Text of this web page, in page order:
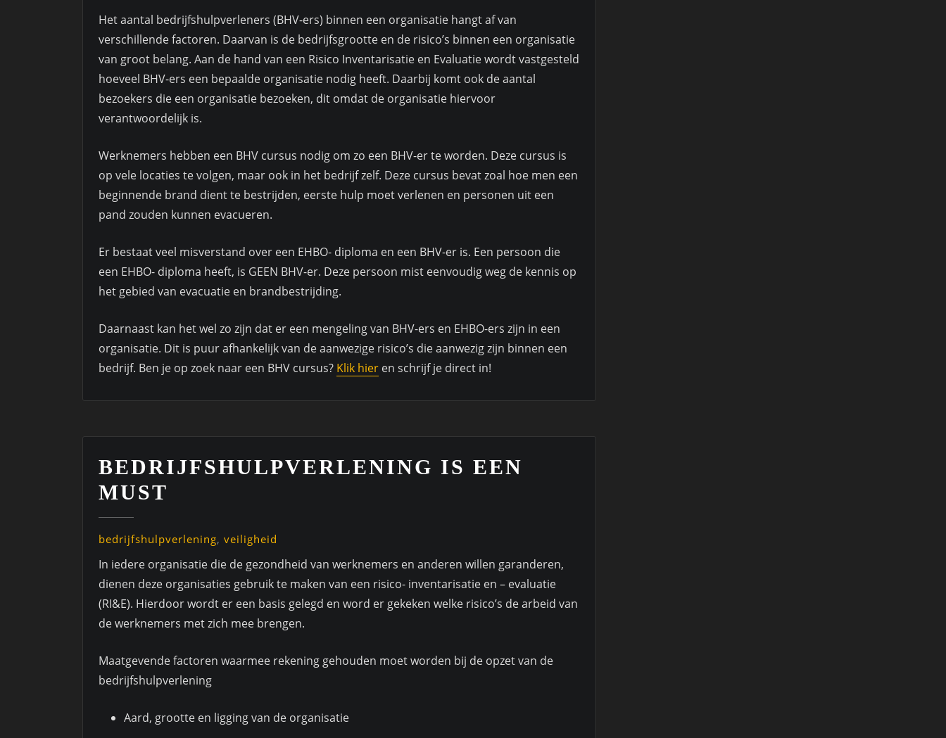
Het aantal bedrijfshulpverleners (BHV-ers) binnen een organisatie hangt af van
verschillende factoren. Daarvan is de bedrijfsgrootte en de risico’s binnen een organisatie
van groot belang. Aan de hand van een Risico Inventarisatie en Evaluatie wordt vastgesteld
hoeveel BHV-ers een bepaalde organisatie nodig heeft. Daarbij komt ook de aantal
bezoekers die een organisatie bezoeken, dit omdat de organisatie hiervoor
verantwoordelijk is.
Werknemers hebben een BHV cursus nodig om zo een BHV-er te worden. Deze cursus is
op vele locaties te volgen, maar ook in het bedrijf zelf. Deze cursus bevat zoal hoe men een
beginnende brand dient te bestrijden, eerste hulp moet verlenen en personen uit een
pand zouden kunnen evacueren.
Er bestaat veel misverstand over een EHBO- diploma en een BHV-er is. Een persoon die
een EHBO- diploma heeft, is GEEN BHV-er. Deze persoon mist eenvoudig weg de kennis op
het gebied van evacuatie en brandbestrijding.
Daarnaast kan het wel zo zijn dat er een mengeling van BHV-ers en EHBO-ers zijn in een
organisatie. Dit is puur afhankelijk van de aanwezige risico’s die aanwezig zijn binnen een
bedrijf. Ben je op zoek naar een BHV cursus? Klik hier en schrijf je direct in!
BEDRIJFSHULPVERLENING IS EEN
MUST
bedrijfshulpverlening, veiligheid
In iedere organisatie die de gezondheid van werknemers en anderen willen garanderen,
dienen deze organisaties gebruik te maken van een risico- inventarisatie en – evaluatie
(RI&E). Hierdoor wordt er een basis gelegd en word er gekeken welke risico’s de arbeid van
de werknemers met zich mee brengen.
Maatgevende factoren waarmee rekening gehouden moet worden bij de opzet van de
bedrijfshulpverlening
Aard, grootte en ligging van de organisatie